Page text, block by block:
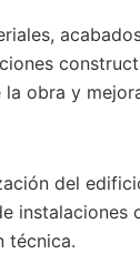
obra y
del
instalaciones
técnica.